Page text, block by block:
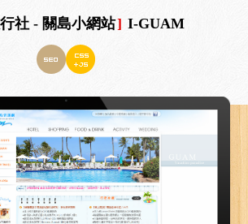
社 - 關島小網站] I-GUAM